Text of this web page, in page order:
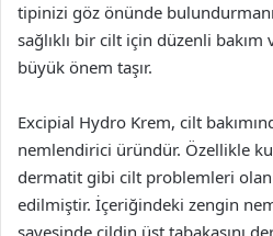
tipinizi göz önünde
sağlıklı bir cilt için düzenli
büyük önem taşır.
Excipial Hydro Krem, cilt
nemlendirici üründür. Özellikle
dermatit gibi cilt problemleri
edilmiştir. İçeriğindeki zengin
sayesinde cildin üst tabakasını